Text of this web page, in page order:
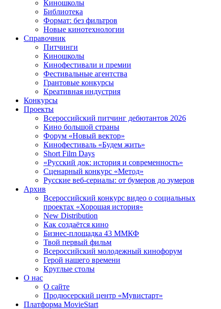
Киношколы
Библиотека
Формат: без фильтров
Новые кинотехнологии
Справочник
Питчинги
Киношколы
Кинофестивали и премии
Фестивальные агентства
Грантовые конкурсы
Креативная индустрия
Конкурсы
Проекты
Всероссийский питчинг дебютантов 2026
Кино большой страны
Форум «Новый вектор»
Кинофестиваль «Будем жить»
Short Film Days
«Русский док: история и современность»
Сценарный конкурс «Метод»
Русские веб-сериалы: от бумеров до зумеров
Архив
Всероссийский конкурс видео о социальных
проектах «Хорошая история»
New Distribution
Как создаётся кино
Бизнес-площадка 43 ММКФ
Твой первый фильм
Всероссийский молодежный кинофорум
Герой нашего времени
Круглые столы
О нас
О сайте
Продюсерский центр «Мувистарт»
Платформа MovieStart